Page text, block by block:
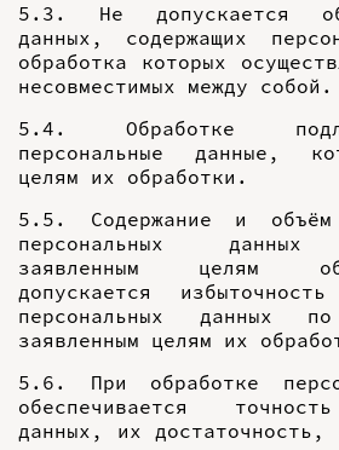
5.3. Не допускается
данных, содержащих
обработка которых
несовместимых между собой.
5.4. Обработке
персональные данные,
целям их обработки.
5.5. Содержание и объём
персональных данных
заявленным целям
допускается избыточность
персональных данных
заявленным целям их
5.6. При обработке
обеспечивается
данных, их достаточность,